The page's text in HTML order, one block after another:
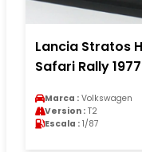
Lancia Stratos
Safari Rally
Marca : Volkswagen
Version : T2
Escala : 1/87